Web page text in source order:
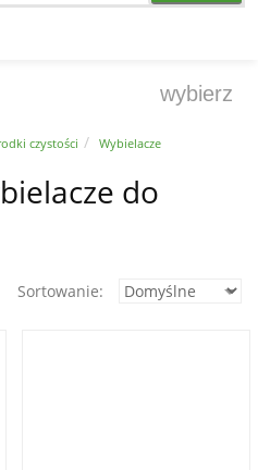
wybierz
czystości Wybielacze
do
Sortowanie: